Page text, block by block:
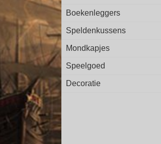
Boekenleggers
Speldenkussens
Mondkapjes
Speelgoed
Decoratie